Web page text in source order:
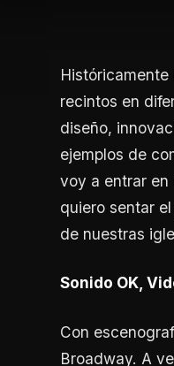
recintos en
diseño,
ejemplos de
voy a entrar
quiero sentar
de nuestras
Sonido OK,
Con
Broadway. A